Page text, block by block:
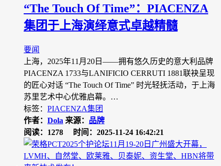
“The Touch Of Time”：PIACENZA
集团于上海演绎意式卓越精髓
要闻
上海，2025年11月20日——拥有悠久历史的意大利品牌
PIACENZA 1733与LANIFICIO CERRUTI 1881联袂呈现
的匠心对话 “The Touch Of Time” 时光轻抚活动，于上海
苏里艺术中心优雅启幕。…
标签： PIACENZA集团
作者： Dola 来源： 品牌
阅读：1278
时间：2025-11-24 16:42:21